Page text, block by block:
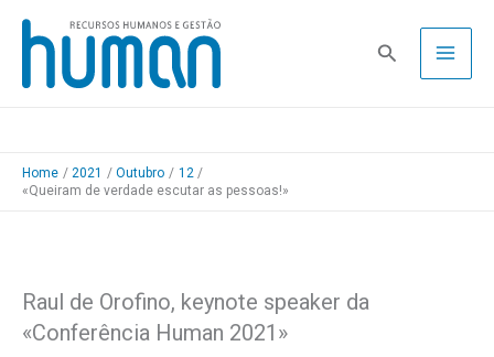
Skip
content
Pesquisa
Home 2021 Outubro
12
«Queiram de verdade escutar as pessoas!»
Raul de Orofino, keynote speaker da
«Conferência Human 2021»